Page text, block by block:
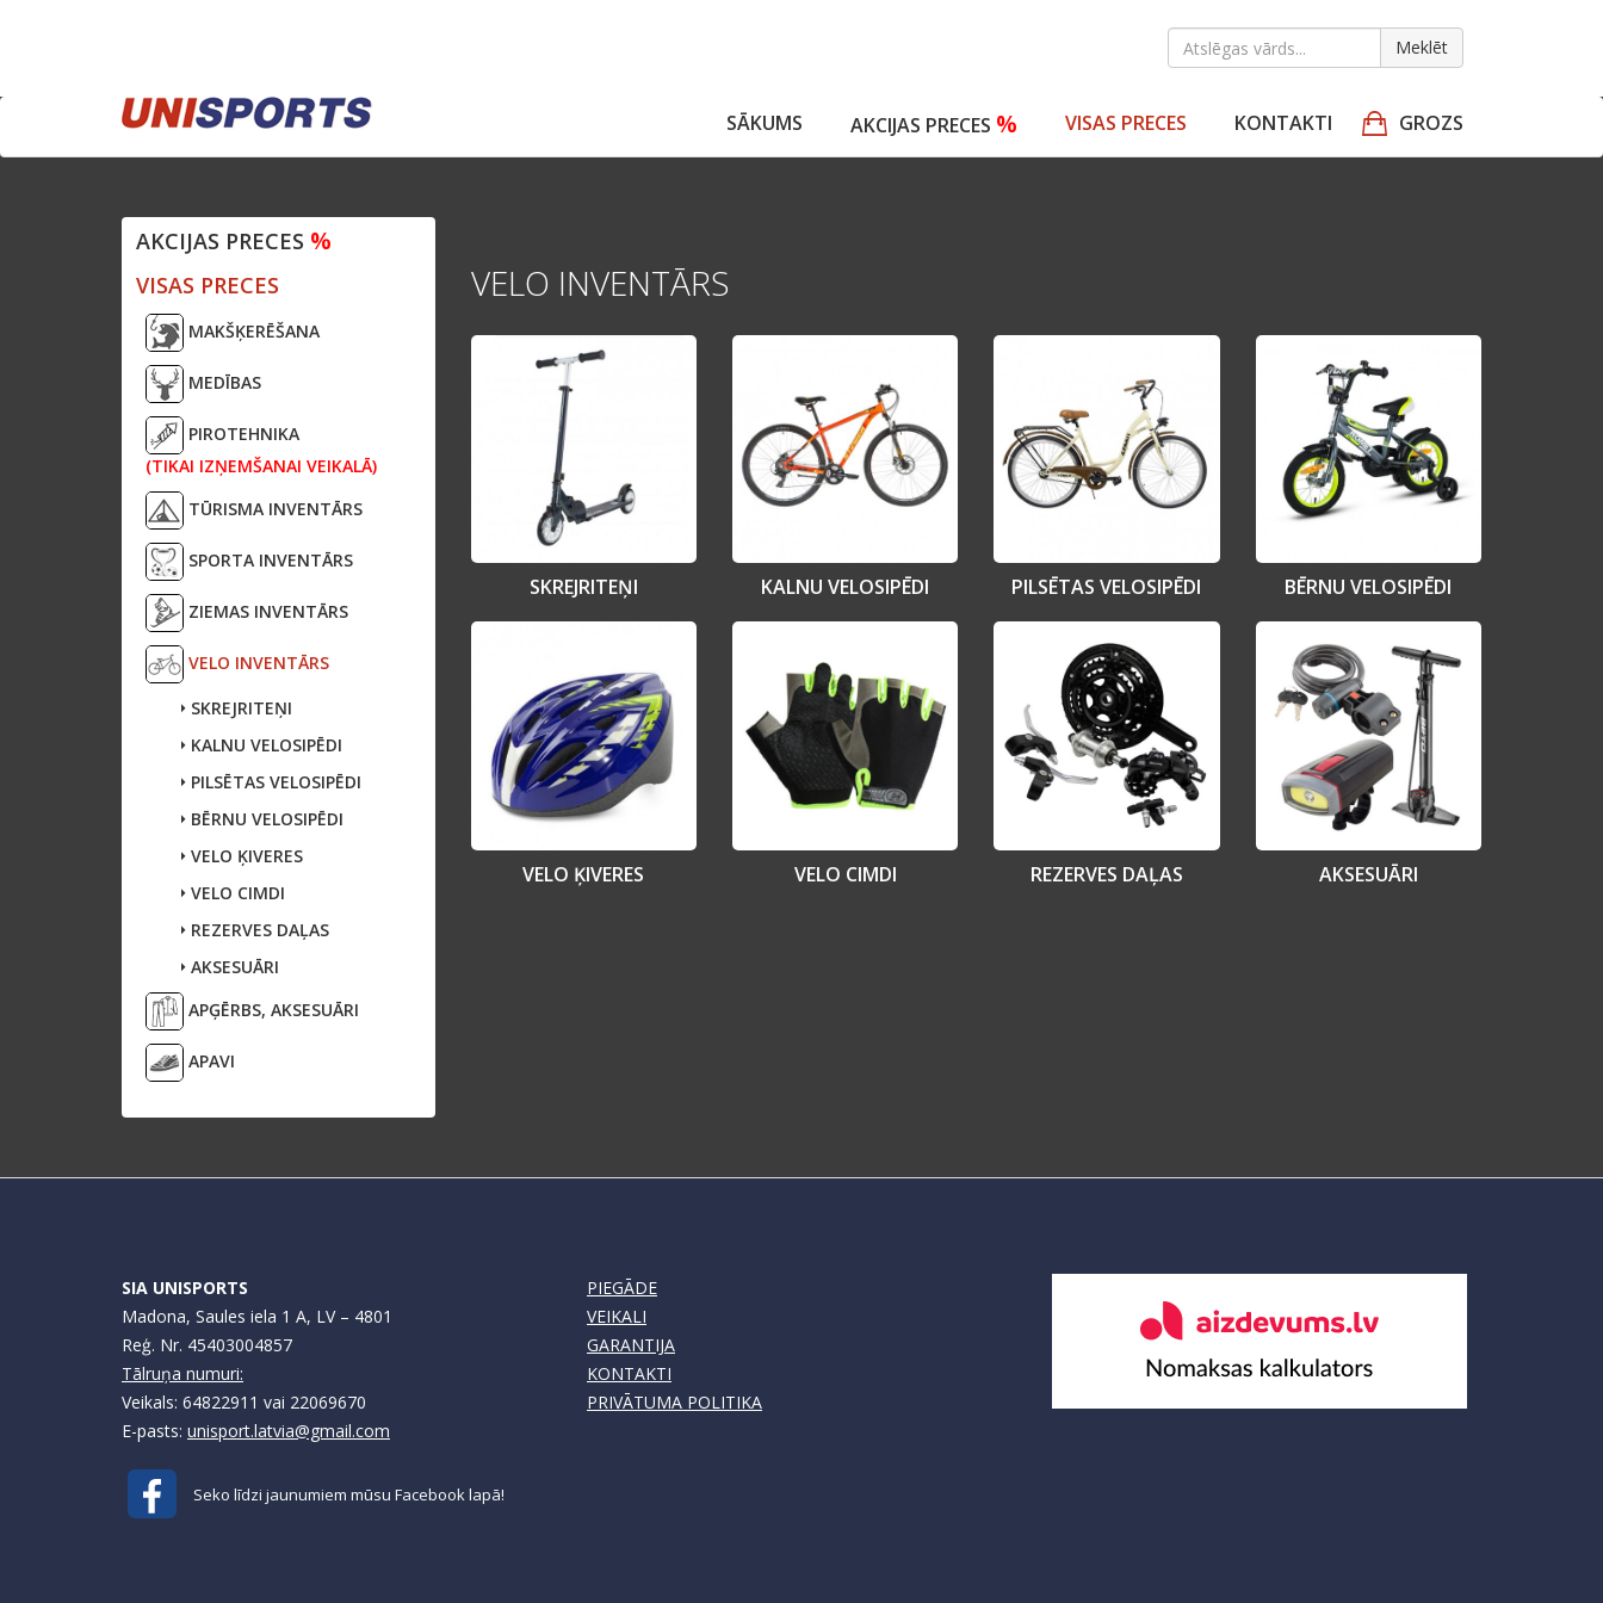
Meklēt
SĀKUMS AKCIJAS PRECES % VISAS PRECES KONTAKTI GROZS
AKCIJAS PRECES %
VISAS PRECES
MAKŠĶERĒŠANA
MEDĪBAS
PIROTEHNIKA
(TIKAI IZŅEMŠANAI VEIKALĀ)
TŪRISMA INVENTĀRS
SPORTA INVENTĀRS
ZIEMAS INVENTĀRS
VELO INVENTĀRS
SKREJRITEŅI
KALNU VELOSIPĒDI
PILSĒTAS VELOSIPĒDI
BĒRNU VELOSIPĒDI
VELO ĶIVERES
VELO CIMDI
REZERVES DAĻAS
AKSESUĀRI
APĢĒRBS, AKSESUĀRI
APAVI
VELO INVENTĀRS
SKREJRITEŅI KALNU VELOSIPĒDI PILSĒTAS VELOSIPĒDI BĒRNU VELOSIPĒDI
VELO ĶIVERES VELO CIMDI REZERVES DAĻAS AKSESUĀRI
SIA UNISPORTS
Madona, Saules iela 1 A, LV – 4801
Reģ. Nr. 45403004857
Tālruņa numuri:
Veikals: 64822911 vai 22069670
E-pasts: unisport.latvia@gmail.com
Seko līdzi jaunumiem mūsu Facebook lapā!
PIEGĀDE
VEIKALI
GARANTIJA
KONTAKTI
PRIVĀTUMA POLITIKA